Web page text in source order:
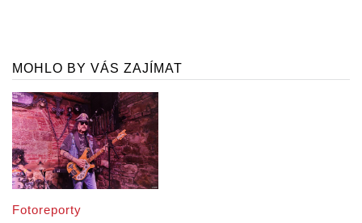
MOHLO BY VÁS ZAJÍMAT
Fotoreporty